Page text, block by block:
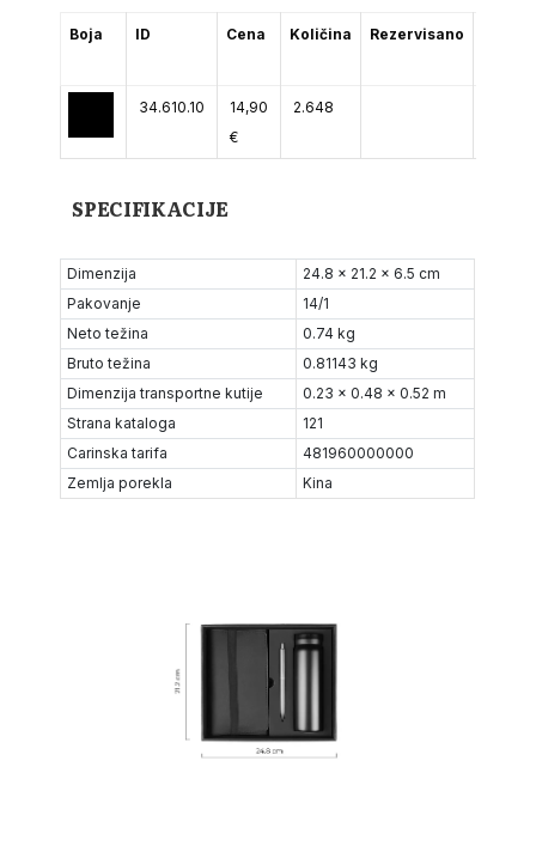
Boja ID Cena Količina Rezervisano
34.610.10
14,90
€
2.648
SPECIFIKACIJE
Dimenzija
24.8 x 21.2 x 6.5 cm
Pakovanje
14/1
Neto težina
0.74 kg
Bruto težina
0.81143 kg
Dimenzija transportne kutije
0.23 x 0.48 x 0.52 m
Strana kataloga
121
Carinska tarifa
481960000000
Zemlja porekla
Kina